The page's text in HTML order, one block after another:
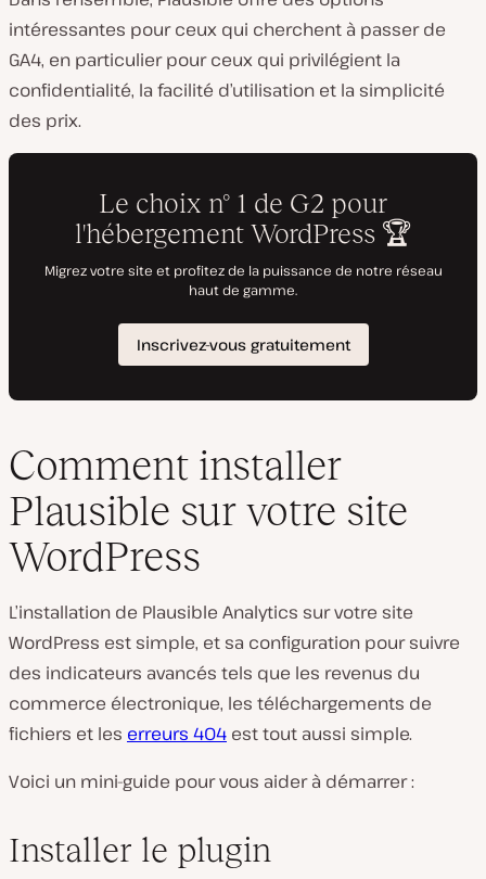
intéressantes pour ceux qui cherchent à passer de
GA4, en particulier pour ceux qui privilégient la
confidentialité, la facilité d’utilisation et la simplicité
des prix.
Comment installer
Plausible sur votre site
WordPress
L’installation de Plausible Analytics sur votre site
WordPress est simple, et sa configuration pour suivre
des indicateurs avancés tels que les revenus du
commerce électronique, les téléchargements de
fichiers et les erreurs 404 est tout aussi simple.
Voici un mini-guide pour vous aider à démarrer :
Installer le plugin